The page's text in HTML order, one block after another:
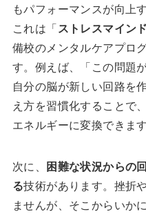
もパフォーマンスが向上
これは「ストレスマイン
備校のメンタルケアプロ
す。例えば、「この問題
自分の脳が新しい回路を
え方を習慣化することで
エネルギーに変換できます
次に、 困難な状況からの
る技術があります。挫折
ませんが、そこからいか